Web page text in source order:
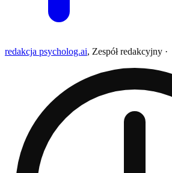
redakcja psycholog.ai, Zespół redakcyjny ·